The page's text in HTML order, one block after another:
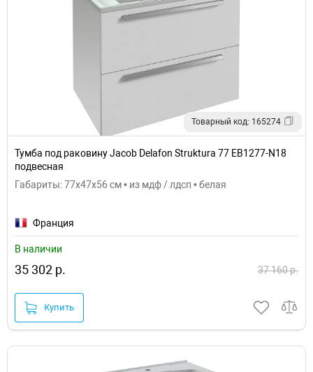
Товарный код: 165274
Тумба под раковину Jacob Delafon Struktura 77 EB1277-N18
подвесная
Габариты: 77x47x56 см • из мдф / лдсп • белая
Франция
В наличии
35 302 р. 37 160 р.
Купить